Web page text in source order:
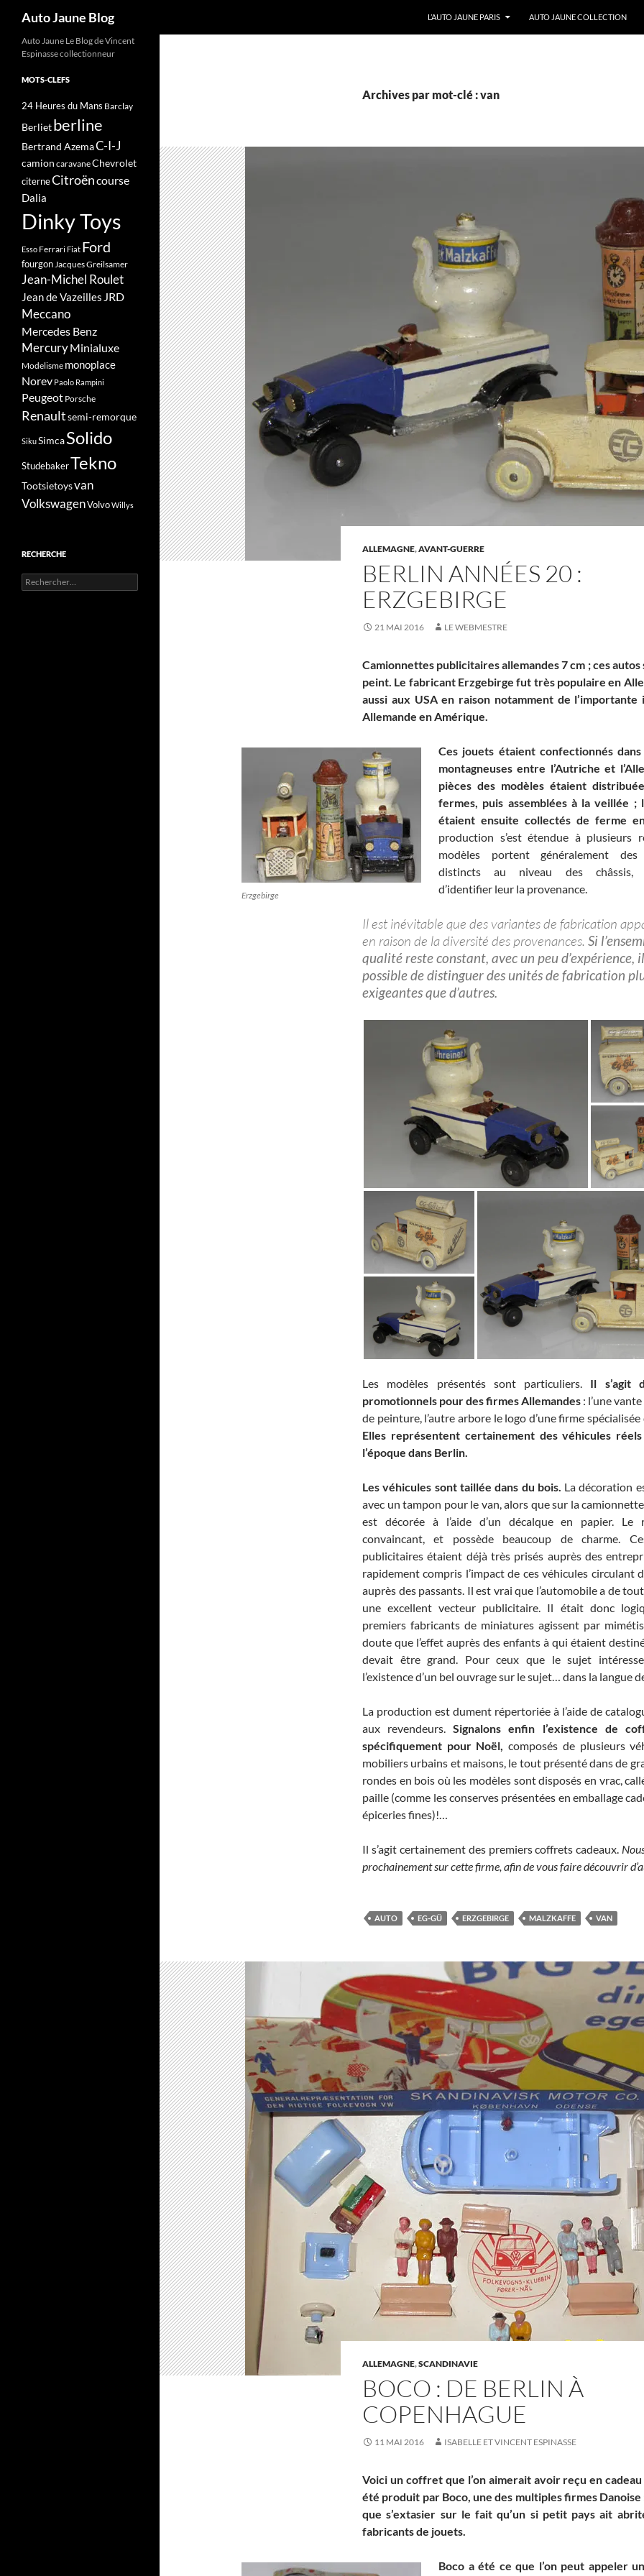
Auto Jaune Blog
L’AUTO JAUNE PARIS
AUTO JAUNE COLLECTION
Archives par mot-clé : van
ALLEMAGNE,AVANT-GUERRE
BERLIN ANNÉES 20 :
ERZGEBIRGE
21 MAI 2016 LE WEBMESTRE
Camionnettes publicitaires allemandes 7 cm ; ces autos
peint. Le fabricant Erzgebirge fut très populaire en
aussi aux USA en raison notamment de l’importante
Allemande en Amérique.
Erzgebirge
Ces jouets étaient confectionnés
montagneuses entre l’Autriche et
pièces des modèles étaient
fermes, puis assemblées à la veillée ;
étaient ensuite collectés de ferme
production s’est étendue à plusieurs
modèles portent généralement des
distincts au niveau des châssis,
d’identifier leur la provenance.
Il est inévitable que des variantes de fabrication
en raison de la diversité des provenances. Si
qualité reste constant, avec un peu d’expérience,
possible de distinguer des unités de fabrication
exigeantes que d’autres.
Les modèles présentés sont particuliers. Il s’agit
promotionnels pour des firmes Allemandes : l’une
de peinture, l’autre arbore le logo d’une firme spécialisée
Elles représentent certainement des véhicules
l’époque dans Berlin.
Les véhicules sont taillée dans du bois. La décoration
avec un tampon pour le van, alors que sur la
est décorée à l’aide d’un décalque en papier. Le
convaincant, et possède beaucoup de charme.
publicitaires étaient déjà très prisés auprès des
rapidement compris l’impact de ces véhicules circulant
auprès des passants. Il est vrai que l’automobile a de
une excellent vecteur publicitaire. Il était donc
premiers fabricants de miniatures agissent par
doute que l’effet auprès des enfants à qui étaient
devait être grand. Pour ceux que le sujet
l’existence d’un bel ouvrage sur le sujet… dans la langue
La production est dument répertoriée à l’aide de
aux revendeurs.Signalons enfin l’existence de
spécifiquement pour Noël, composés de plusieurs
mobiliers urbains et maisons, le tout présenté dans de
rondes en bois où les modèles sont disposés en vrac,
paille (comme les conserves présentées en emballage
épiceries fines)!…
Il s’agit certainement des premiers coffrets cadeaux.
prochainement sur cette firme, afin de vous faire découvrir
AUTO EG-GÜ ERZGEBIRGE MALZKAFFE VAN
ALLEMAGNE,SCANDINAVIE
BOCO : DE BERLIN À
COPENHAGUE
11 MAI 2016 ISABELLE ET VINCENT ESPINASSE
Voici un coffret que l’on aimerait avoir reçu en
été produit par Boco, une des multiples firmes Danoise
que s’extasier sur le fait qu’un si petit pays ait
fabricants de jouets.
Boco a été ce que l’on peut appeler
Auto Jaune Le Blog de Vincent
Espinasse collectionneur
MOTS-CLEFS
24 Heures du Mans Barclay
Berlietberline
Bertrand AzemaC-I-J
camion caravaneChevrolet
citerneCitroëncourse
Dalia
Dinky Toys
Esso Ferrari Fiat Ford
fourgonJacques Greilsamer
Jean-Michel Roulet
Jean de Vazeilles JRD
Meccano
Mercedes Benz
MercuryMinialuxe
Modelisme monoplace
Norev Paolo Rampini
Peugeot Porsche
Renaultsemi-remorque
SikuSimcaSolido
StudebakerTekno
Tootsietoysvan
VolkswagenVolvoWillys
RECHERCHE
Rechercher :